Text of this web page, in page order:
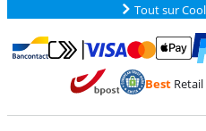
Tout sur
Payer avec Bancontact
Payer avec MasterCard et
BestRetail